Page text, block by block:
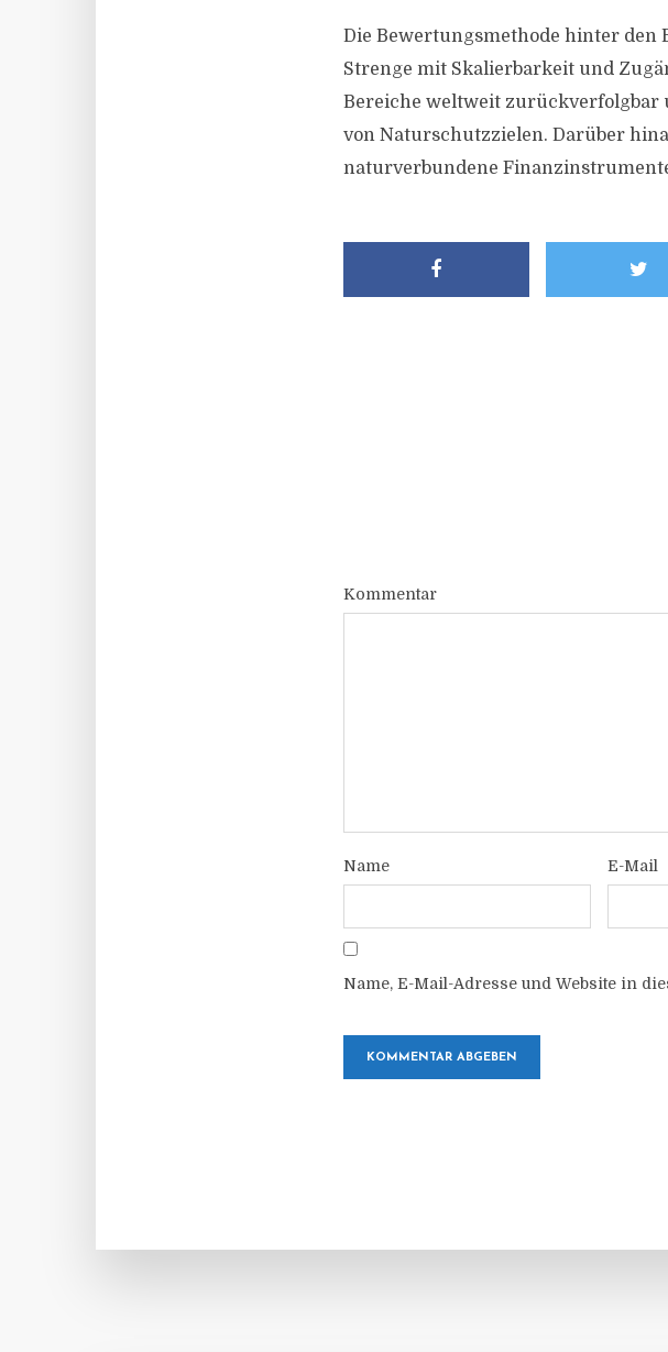
Die Bewertungsmethode hinter
Strenge mit Skalierbarkeit und
Bereiche weltweit zurückverfolgbar
von Naturschutzzielen. Darüber
naturverbundene
Kommentar
Name E-Mail
Name, E-Mail-Adresse und Website in